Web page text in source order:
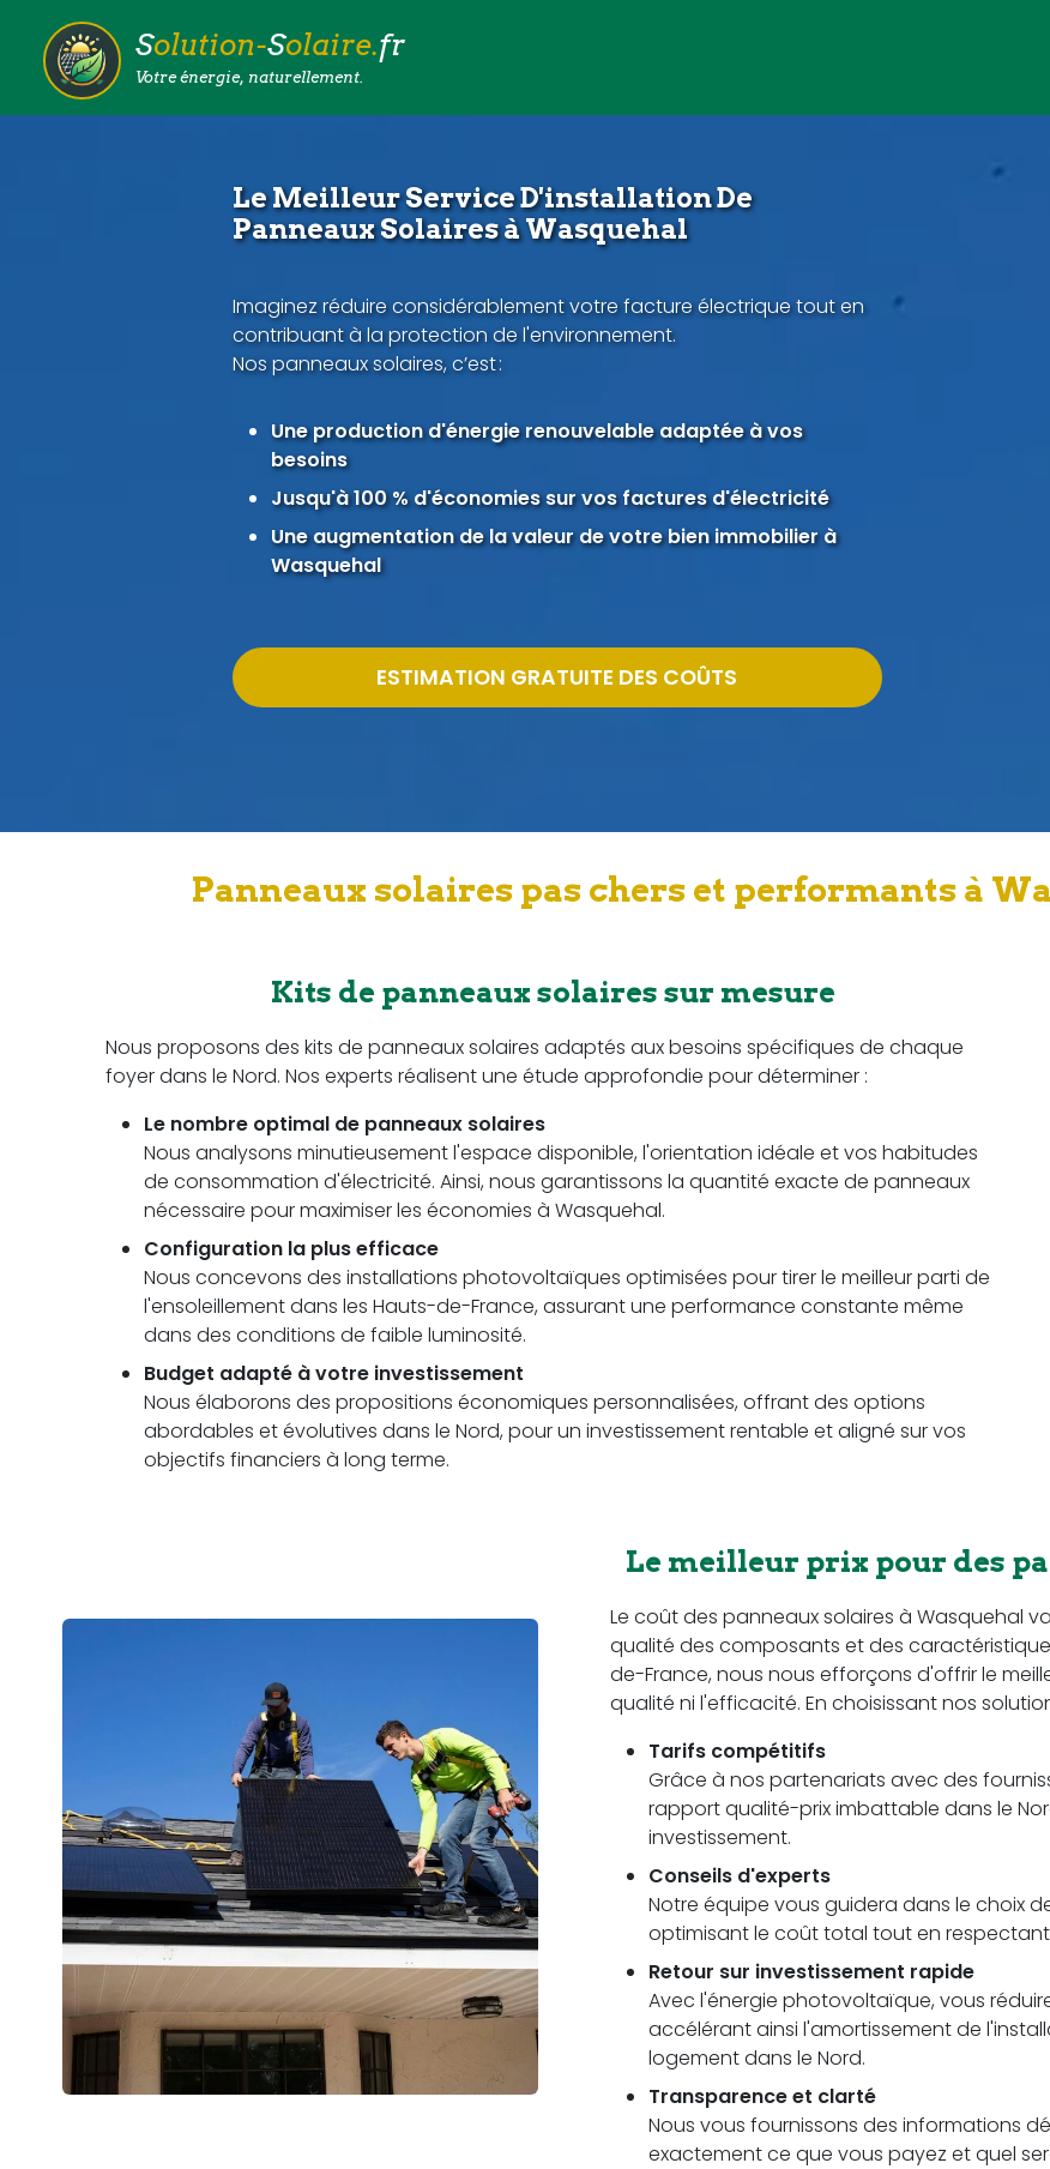
Solution-Solaire.fr
Votre énergie, naturellement.
Le Meilleur Service D'installation De
Panneaux Solaires à Wasquehal
Imaginez réduire considérablement votre facture électrique tout en
contribuant à la protection de l'environnement.
Nos panneaux solaires, c’est :
Une production d'énergie renouvelable adaptée à vos
besoins
Jusqu'à 100 % d'économies sur vos factures d'électricité
Une augmentation de la valeur de votre bien immobilier à
Wasquehal
ESTIMATION GRATUITE DES COÛTS
Panneaux solaires pas chers et performants à
Kits de panneaux solaires sur mesure
Nous proposons des kits de panneaux solaires adaptés aux besoins spécifiques de chaque
foyer dans le Nord. Nos experts réalisent une étude approfondie pour déterminer :
Le nombre optimal de panneaux solaires
Nous analysons minutieusement l'espace disponible, l'orientation idéale et vos habitudes
de consommation d'électricité. Ainsi, nous garantissons la quantité exacte de panneaux
nécessaire pour maximiser les économies à Wasquehal.
Configuration la plus efficace
Nous concevons des installations photovoltaïques optimisées pour tirer le meilleur parti de
l'ensoleillement dans les Hauts-de-France, assurant une performance constante même
dans des conditions de faible luminosité.
Budget adapté à votre investissement
Nous élaborons des propositions économiques personnalisées, offrant des options
abordables et évolutives dans le Nord, pour un investissement rentable et aligné sur vos
objectifs financiers à long terme.
Le meilleur prix pour des
Le coût des panneaux solaires à Wasquehal
qualité des composants et des
de-France, nous nous efforçons d'offrir le
qualité ni l'efficacité. En choisissant nos
Tarifs compétitifs
Grâce à nos partenariats avec des
rapport qualité-prix imbattable dans le
investissement.
Conseils d'experts
Notre équipe vous guidera dans le choix
optimisant le coût total tout en
Retour sur investissement rapide
Avec l'énergie photovoltaïque, vous
accélérant ainsi l'amortissement de
logement dans le Nord.
Transparence et clarté
Nous vous fournissons des informations
exactement ce que vous payez et quel